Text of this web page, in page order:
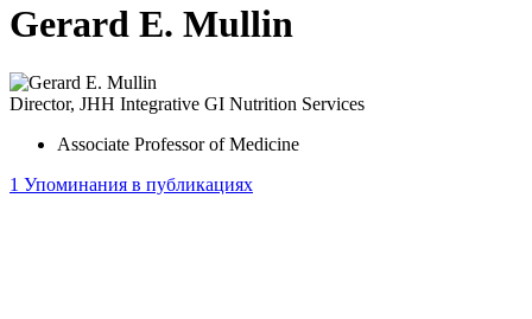
Gerard E. Mullin
Director, JHH Integrative GI Nutrition Services
Associate Professor of Medicine
1 Упоминания в публикациях